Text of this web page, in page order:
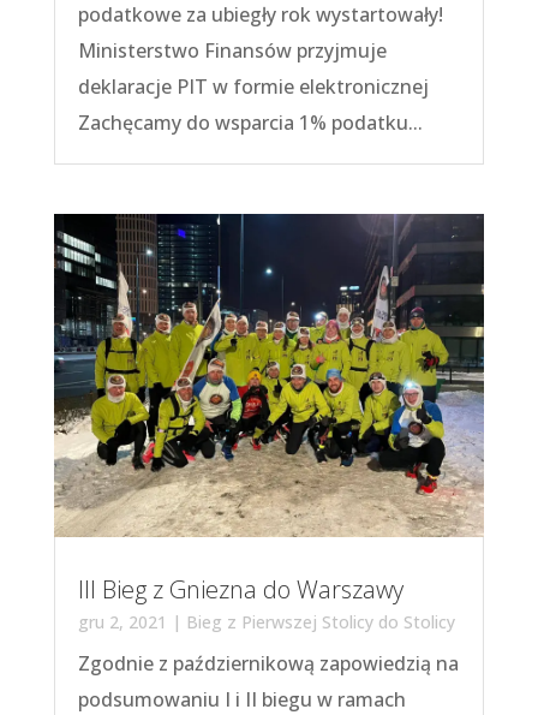
podatkowe za ubiegły rok wystartowały!
Ministerstwo Finansów przyjmuje
deklaracje PIT w formie elektronicznej
Zachęcamy do wsparcia 1% podatku...
III Bieg z Gniezna do Warszawy
gru 2, 2021 | Bieg z Pierwszej Stolicy do Stolicy
Zgodnie z październikową zapowiedzią na
podsumowaniu I i II biegu w ramach